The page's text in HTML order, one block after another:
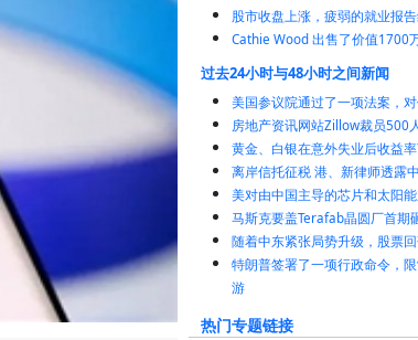
股市收盘上涨，疲弱的就业报
Cathie Wood 出售了价值1700
过去24小时与48小时之间新闻
美国参议院通过了一项法案，
房地产资讯网站Zillow裁员500
黄金、白银在意外失业后收益
离岸信托征税 港、新律师透露
美对由中国主导的芯片和太阳
马斯克要盖Terafab晶圆厂首期
随着中东紧张局势升级，股票
特朗普签署了一项行政命令，
游
热门专题链接